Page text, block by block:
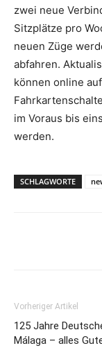
zwei neue
Sitzplätze pro
neuen Züge
abfahren.
können online
im Voraus bis
werden.
SCHLAGWORTE
Vorheriger Artikel
125 Jahre
Málaga – alles